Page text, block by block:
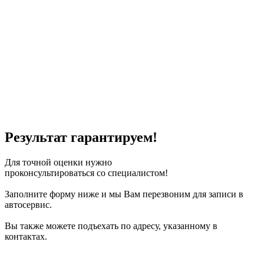
Результат гарантируем!
Для точной оценки нужно
проконсультироваться со специалистом!
Заполните форму ниже и мы Вам перезвоним для записи в
автосервис.
Вы также можете подъехать по адресу, указанному в
контактах.